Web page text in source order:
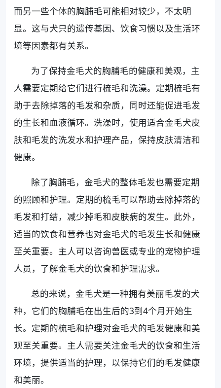
而另一些个体的胸脯毛可能相对较少，不太明
显。这与犬只的遗传基因、饮食习惯以及生活环
境等因素都有关系。
为了保持金毛犬的胸脯毛的健康和美观，主
人需要定期给它们进行梳毛和洗澡。定期梳毛有
助于去除掉落的毛发和杂质，同时还能促进毛发
的生长和血液循环。洗澡时，使用适合金毛犬皮
肤和毛发的洗发水和护理产品，保持皮肤清洁和
健康。
除了胸脯毛，金毛犬的整体毛发也需要定期
的照顾和护理。定期的梳毛可以帮助去除掉落的
毛发和打结，减少掉毛和皮肤病的发生。此外，
适当的饮食和营养也对金毛犬的毛发生长和健康
至关重要。主人可以咨询兽医或专业的宠物护理
人员，了解金毛犬的饮食和护理需求。
总的来说，金毛犬是一种拥有美丽毛发的犬
种，它们的胸脯毛在出生后的3到4个月开始生
长。定期的梳毛和护理对金毛犬的毛发健康和美
观至关重要。主人需要关注金毛犬的饮食和生活
环境，提供适当的护理，以保持它们的毛发健康
和美丽。